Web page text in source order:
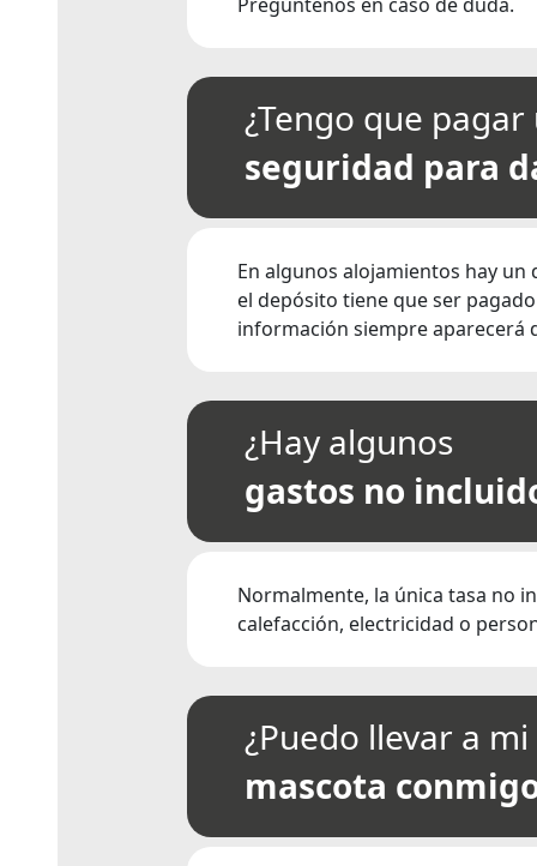
¿Tengo que
seguridad para
En algunos alojamientos hay
el depósito tiene que ser
información siempre aparecerá
¿Hay algunos
gastos no
Normalmente, la única tasa no
calefacción, electricidad o
¿Puedo llevar a mi
mascota